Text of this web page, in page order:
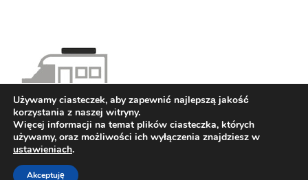
Copy by OmnomStudio
Używamy ciasteczek, aby zapewnić najlepszą jakość
korzystania z naszej witryny.
Więcej informacji na temat plików ciasteczka, których
używamy, oraz możliwości ich wyłączenia znajdziesz w
ustawieniach.
Akceptuję